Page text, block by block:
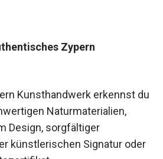
Zypern
Kunsthandwerk erkennst du
Naturmaterialien,
Design, sorgfältiger
künstlerischen Signatur oder